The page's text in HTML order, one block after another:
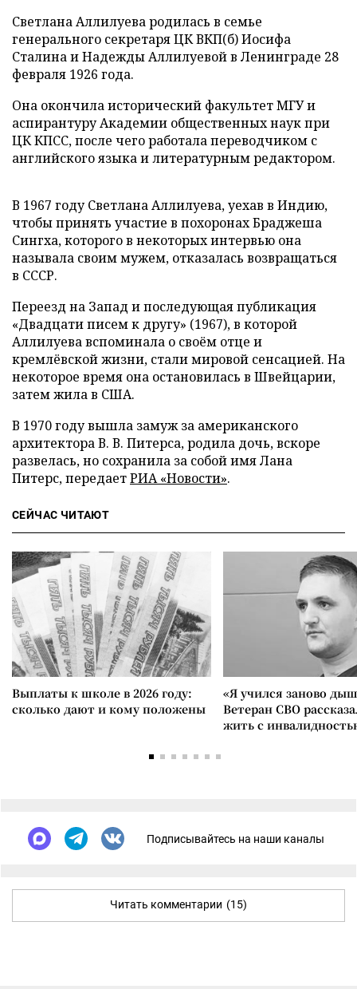
Светлана Аллилуева родилась в семье
генерального секретаря ЦК ВКП(б) Иосифа
Сталина и Надежды Аллилуевой в Ленинграде 28
февраля 1926 года.
Она окончила исторический факультет МГУ и
аспирантуру Академии общественных наук при
ЦК КПСС, после чего работала переводчиком с
английского языка и литературным редактором.
В 1967 году Светлана Аллилуева, уехав в Индию,
чтобы принять участие в похоронах Браджеша
Сингха, которого в некоторых интервью она
называла своим мужем, отказалась возвращаться
в СССР.
Переезд на Запад и последующая публикация
«Двадцати писем к другу» (1967), в которой
Аллилуева вспоминала о своём отце и
кремлёвской жизни, стали мировой сенсацией. На
некоторое время она остановилась в Швейцарии,
затем жила в США.
В 1970 году вышла замуж за американского
архитектора В. В. Питерса, родила дочь, вскоре
развелась, но сохранила за собой имя Лана
Питерс, передаетРИА «Новости».
СЕЙЧАС ЧИТАЮТ
Выплаты к школе в 2026 году:
сколько дают и кому положены
«Я учился заново
Ветеран СВО
жить с
Подписывайтесь на наши каналы
Читать комментарии (15)